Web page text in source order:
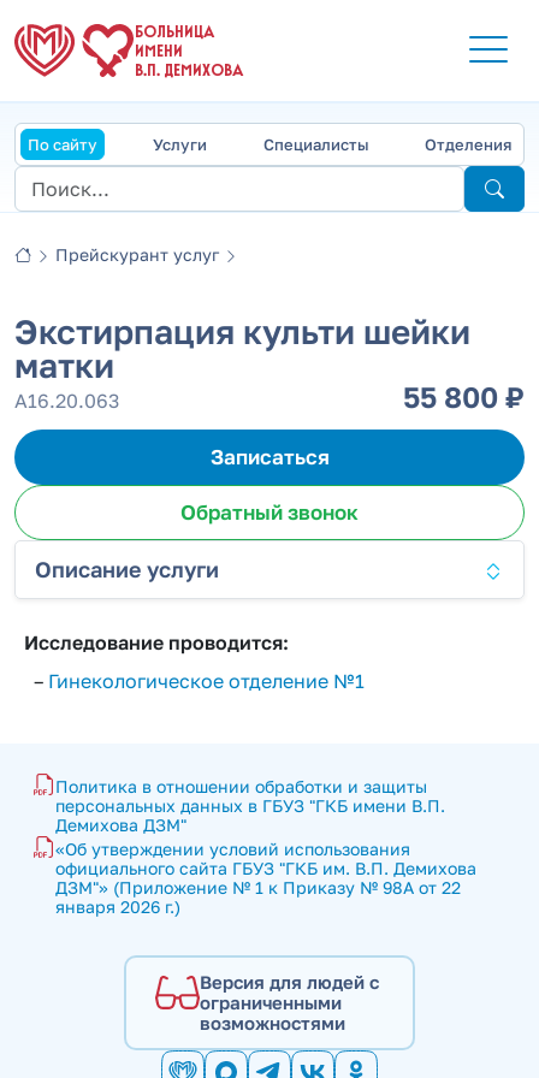
БОЛЬНИЦА
ИМЕНИ
В.П. ДЕМИХОВА
По сайту Услуги Специалисты Отделения
Прейскурант услуг
Экстирпация культи шейки
матки
А16.20.063 55 800 ₽
Записаться
Обратный звонок
Описание услуги
Исследование проводится:
– Гинекологическое отделение №1
Политика в отношении обработки и защиты
персональных данных в ГБУЗ "ГКБ имени В.П.
Демихова ДЗМ"
«Об утверждении условий использования
официального сайта ГБУЗ "ГКБ им. В.П. Демихова
ДЗМ"» (Приложение № 1 к Приказу № 98А от 22
января 2026 г.)
Версия для людей с
ограниченными
возможностями